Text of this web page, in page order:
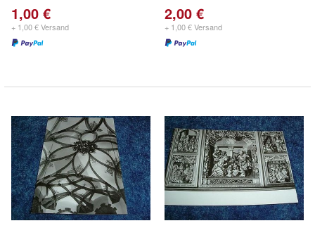
1,00 €
+ 1,00 € Versand
2,00 €
+ 1,00 € Versand